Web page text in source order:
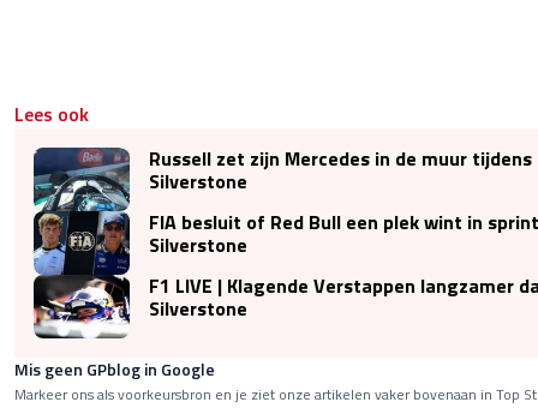
Lees ook
Russell zet zijn Mercedes in de muur
Silverstone
FIA besluit of Red Bull een plek wint in
Silverstone
F1 LIVE | Klagende Verstappen langzamer
Silverstone
Mis geen GPblog in Google
Markeer ons als voorkeursbron en je ziet onze artikelen vaker bovenaan in Top